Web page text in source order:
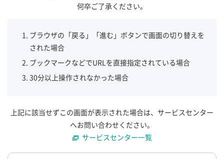
何卒ご了承ください。
ブラウザの「戻る」「進む」ボタンで画面の切り替えを
された場合
ブックマークなどでURLを直接指定されている場合
30分以上操作されなかった場合
上記に該当せずこの画面が表示された場合は、サービスセンター
へお問い合わせください。
サービスセンター一覧